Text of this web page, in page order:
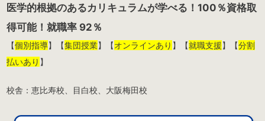
医学的根拠のあるカリキュラムが学べる！100％資格取
得可能！就職率 92％
【個別指導】【集団授業】【オンラインあり 】【就職支援】【分割
払いあり 】
校舎：恵比寿校、目白校、大阪梅田校